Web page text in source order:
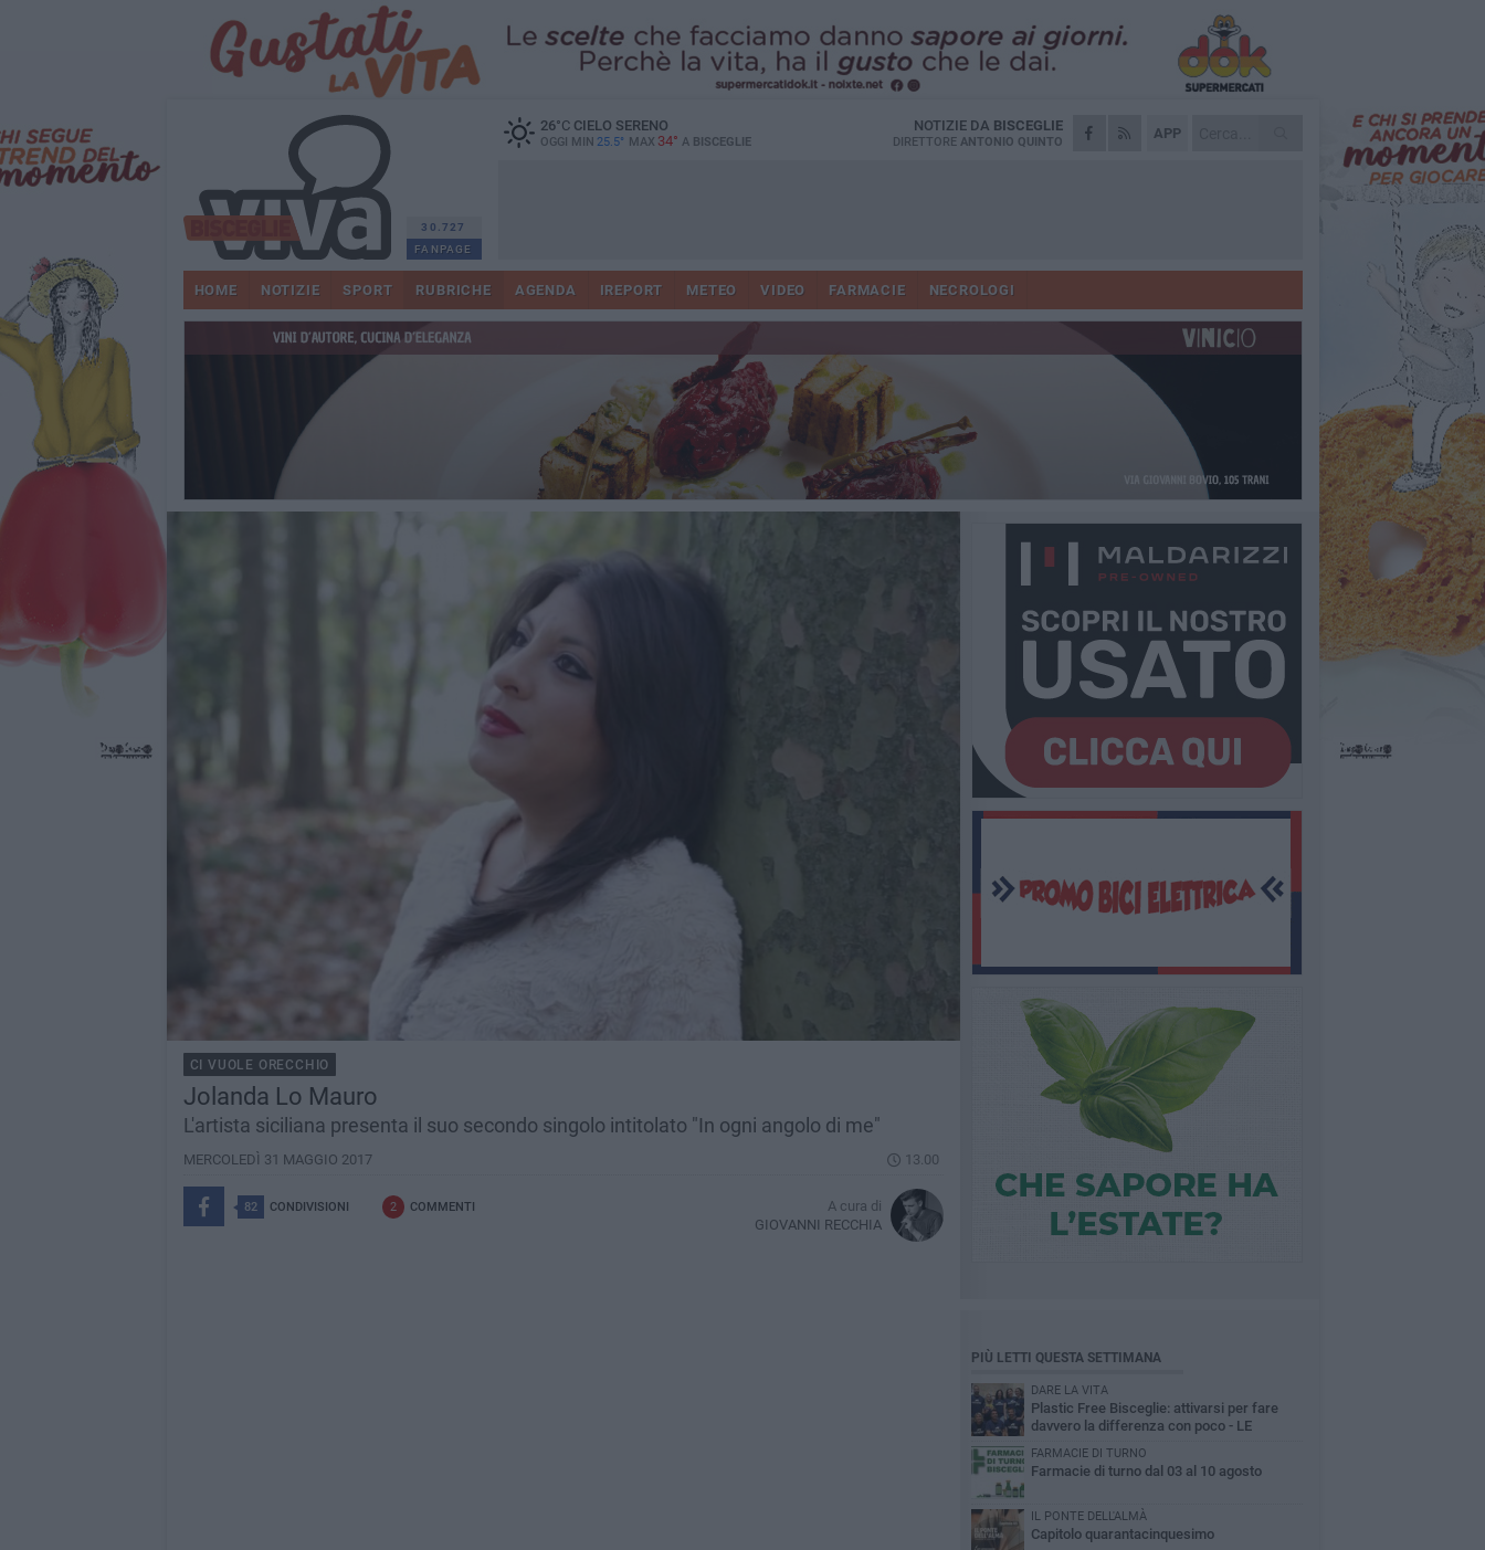
30.727
FANPAGE
26°CCIELO SERENO
OGGI MIN 25.5° MAX 34° A BISCEGLIE
APP
NOTIZIE DA BISCEGLIE
DIRETTORE ANTONIO QUINTO
HOME NOTIZIE SPORT RUBRICHE AGENDA IREPORT METEO VIDEO FARMACIE NECROLOGI
CI VUOLE ORECCHIO
Jolanda Lo Mauro
L'artista siciliana presenta il suo secondo singolo intitolato "In ogni angolo di me"
MERCOLEDÌ 31 MAGGIO 2017 13.00
82 CONDIVISIONI 2 COMMENTI
A cura di
GIOVANNI RECCHIA
PIÙ LETTI QUESTA SETTIMANA
DARE LA VITA
Plastic Free Bisceglie: attivarsi per fare
davvero la differenza con poco - LE
FARMACIE DI TURNO
Farmacie di turno dal 03 al 10 agosto
IL PONTE DELL'ALMÀ
Capitolo quarantacinquesimo